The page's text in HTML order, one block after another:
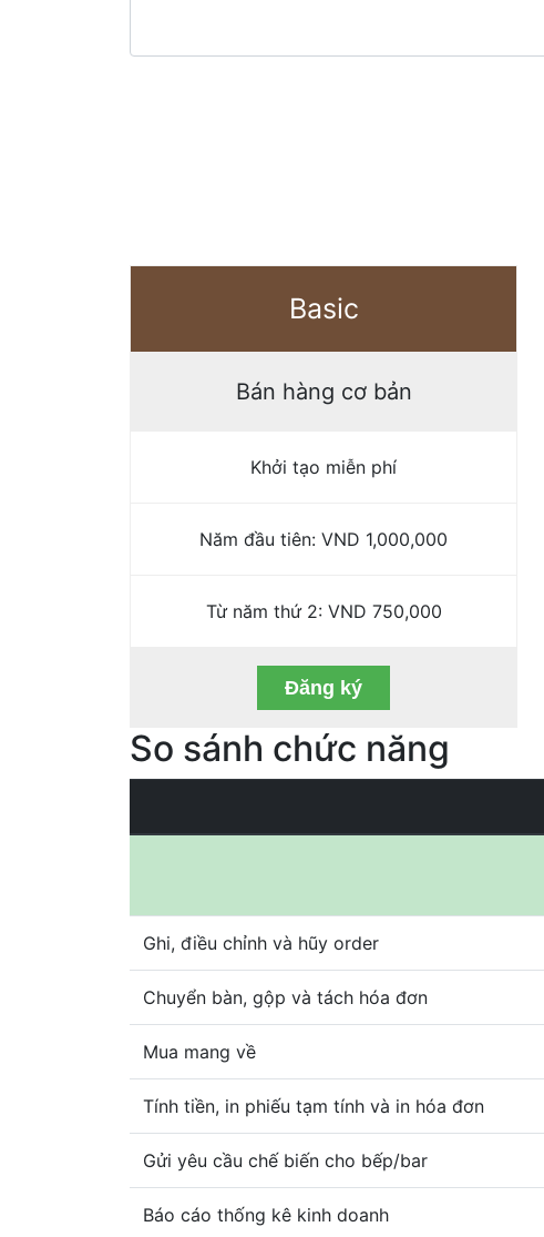
Basic
Bán hàng cơ bản
Khởi tạo miễn phí
Năm đầu tiên: VND 1,000,000
Từ năm thứ 2: VND 750,000
Đăng ký
So sánh chức năng
Ghi, điều chỉnh và hũy order
Chuyển bàn, gộp và tách hóa đơn
Mua mang về
Tính tiền, in phiếu tạm tính và in hóa đơn
Gửi yêu cầu chế biến cho bếp/bar
Báo cáo thống kê kinh doanh